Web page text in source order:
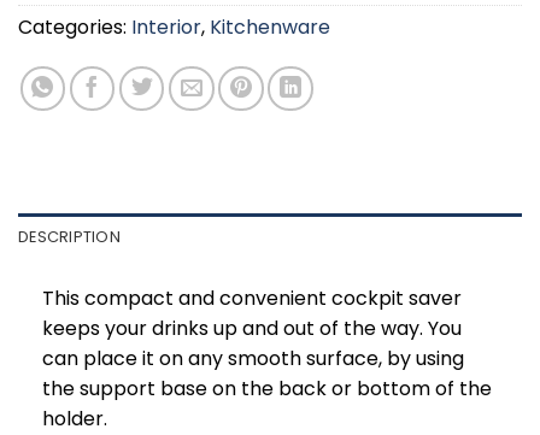
Categories: Interior, Kitchenware
DESCRIPTION
This compact and convenient cockpit saver
keeps your drinks up and out of the way. You
can place it on any smooth surface, by using
the support base on the back or bottom of the
holder.